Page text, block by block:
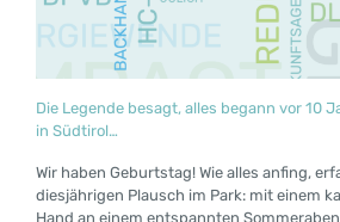
Die Legende besagt, alles begann vor 10
in Südtirol…
Wir haben Geburtstag! Wie alles anfing,
diesjährigen Plausch im Park: mit einem
Hand an einem entspannten